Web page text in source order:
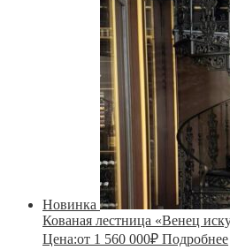
Новинка
Кованая лестница «Венец
Цена:от 1 560 000₽ Подробнее